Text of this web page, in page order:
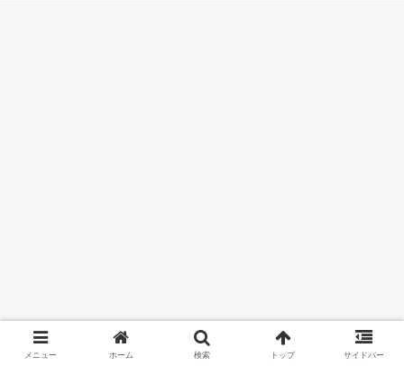
メニュー ホーム 検索 トップ サイドバー